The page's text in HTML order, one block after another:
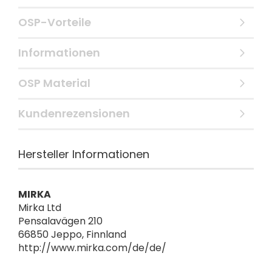
OSP-Vorteile
Informationen
OSP Material
Kundenrezensionen
Hersteller Informationen
MIRKA
Mirka Ltd
Pensalavägen 210
66850 Jeppo, Finnland
http://www.mirka.com/de/de/